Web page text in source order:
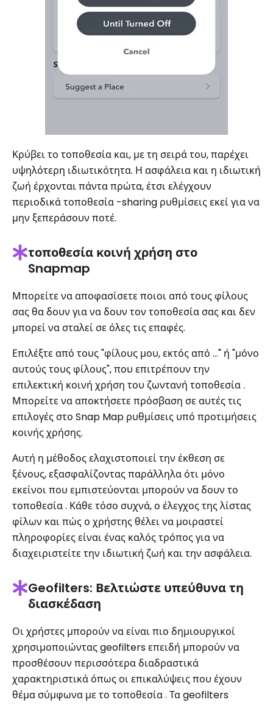
Κρύβει το τοποθεσία και, με τη σειρά του, παρέχει
υψηλότερη ιδιωτικότητα. Η ασφάλεια και η ιδιωτική
ζωή έρχονται πάντα πρώτα, έτσι ελέγχουν
περιοδικά τοποθεσία -sharing ρυθμίσεις εκεί για να
μην ξεπεράσουν ποτέ.
τοποθεσία κοινή χρήση στο
Snapmap
Μπορείτε να αποφασίσετε ποιοι από τους φίλους
σας θα δουν για να δουν τον τοποθεσία σας και δεν
μπορεί να σταλεί σε όλες τις επαφές.
Επιλέξτε από τους "φίλους μου, εκτός από ..." ή "μόνο
αυτούς τους φίλους", που επιτρέπουν την
επιλεκτική κοινή χρήση του ζωντανή τοποθεσία .
Μπορείτε να αποκτήσετε πρόσβαση σε αυτές τις
επιλογές στο Snap Map ρυθμίσεις υπό προτιμήσεις
κοινής χρήσης.
Αυτή η μέθοδος ελαχιστοποιεί την έκθεση σε
ξένους, εξασφαλίζοντας παράλληλα ότι μόνο
εκείνοι που εμπιστεύονται μπορούν να δουν το
τοποθεσία . Κάθε τόσο συχνά, ο έλεγχος της λίστας
φίλων και πώς ο χρήστης θέλει να μοιραστεί
πληροφορίες είναι ένας καλός τρόπος για να
διαχειριστείτε την ιδιωτική ζωή και την ασφάλεια.
Geofilters: Βελτιώστε υπεύθυνα τη
διασκέδαση
Οι χρήστες μπορούν να είναι πιο δημιουργικοί
χρησιμοποιώντας geofilters επειδή μπορούν να
προσθέσουν περισσότερα διαδραστικά
χαρακτηριστικά όπως οι επικαλύψεις που έχουν
θέμα σύμφωνα με το τοποθεσία . Τα geofilters